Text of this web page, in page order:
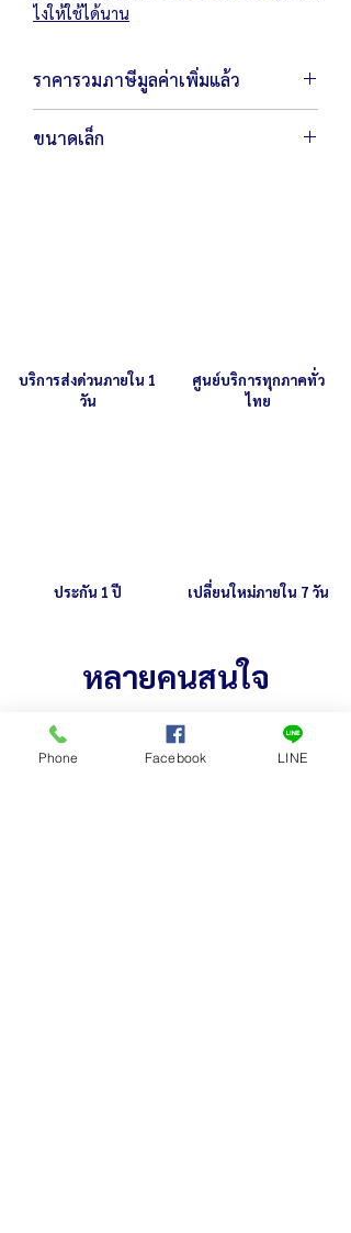
ไงให้ใช้ได้นาน
ราคารวมภาษีมูลค่าเพิ่มแล้ว
ขนาดเล็ก
บริการส่งด่วนภายใน 1
วัน
ศูนย์บริการทุกภาคทั่ว
ไทย
ประกัน 1 ปี เปลี่ยนใหม่ภายใน 7 วัน
หลายคนสนใจ
Phone Facebook LINE